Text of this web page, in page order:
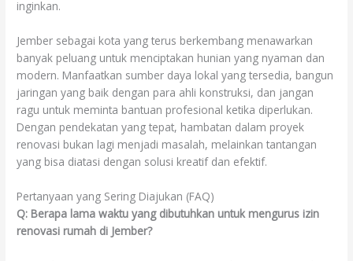
inginkan.
Jember sebagai kota yang terus berkembang menawarkan
banyak peluang untuk menciptakan hunian yang nyaman dan
modern. Manfaatkan sumber daya lokal yang tersedia, bangun
jaringan yang baik dengan para ahli konstruksi, dan jangan
ragu untuk meminta bantuan profesional ketika diperlukan.
Dengan pendekatan yang tepat, hambatan dalam proyek
renovasi bukan lagi menjadi masalah, melainkan tantangan
yang bisa diatasi dengan solusi kreatif dan efektif.
Pertanyaan yang Sering Diajukan (FAQ)
Q: Berapa lama waktu yang dibutuhkan untuk mengurus izin
renovasi rumah di Jember?